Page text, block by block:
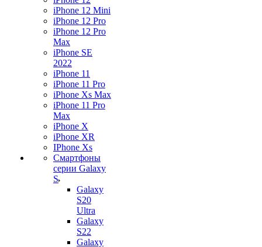
iPhone 12 Mini
iPhone 12 Pro
iPhone 12 Pro
Max
iPhone SE
2022
iPhone 11
iPhone 11 Pro
iPhone Xs Max
iPhone 11 Pro
Max
iPhone X
iPhone XR
IPhone Xs
Смартфоны
серии Galaxy
S
Galaxy
S20
Ultra
Galaxy
S22
Galaxy